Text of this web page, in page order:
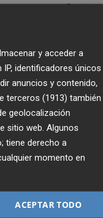
3Más
San
5 Estos
en
una
y acceder a
identificadores únicos
anuncios y contenido,
terceros (1913) también
geolocalización
sitio web. Algunos
tiene derecho a
momento en
ACEPTAR TODO